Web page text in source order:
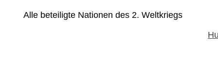
Alle beteiligte Nationen des 2. Weltkriegs